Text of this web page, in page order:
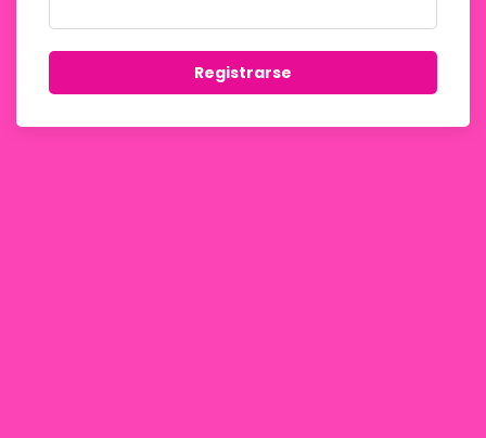
Registrarse